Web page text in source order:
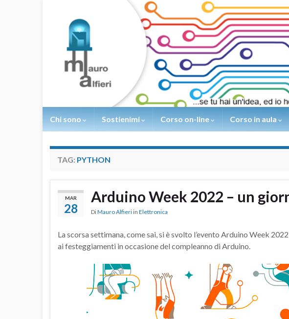
Chi sono Sostienimi Corso on-line Corso in aula
TAG: PYTHON
MAR
28
Arduino Week 2022 – un
DiMauro Alfieri in Elettronica
La scorsa settimana, come sai, si è svolto l’evento Arduino Week
ai festeggiamenti in occasione del compleanno di Arduino.